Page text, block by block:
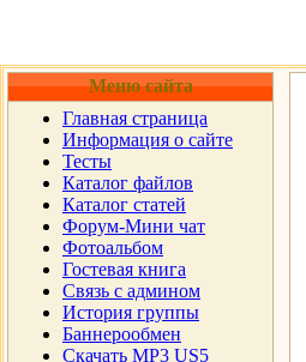
Меню сайта
Главная страница
Информация о сайте
Тесты
Каталог файлов
Каталог статей
Форум-Мини чат
Фотоальбом
Гостевая книга
Cвязь с админом
История группы
Баннерообмен
Скачать MP3 US5